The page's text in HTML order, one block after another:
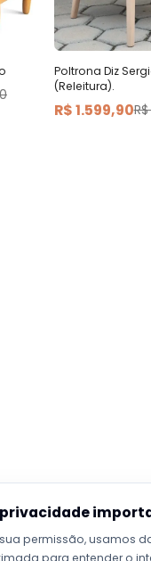
Poltrona Diz
(Releitura).
R$ 1.599,90
privacidade
permissão, usamos
para entender o